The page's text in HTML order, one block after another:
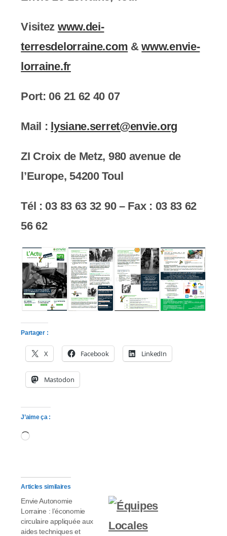
Visitez www.dei-
terresdelorraine.com &www.envie-
lorraine.fr
Port: 06 21 62 40 07
Mail : lysiane.serret@envie.org
ZI Croix de Metz, 980 avenue de
l’Europe, 54200 Toul
Tél : 03 83 63 32 90 – Fax : 03 83 62
56 62
Partager :
X Facebook LinkedIn
Mastodon
J’aime ça :
Articles similaires
Envie Autonomie
Lorraine : l’économie
circulaire appliquée aux
aides techniques et